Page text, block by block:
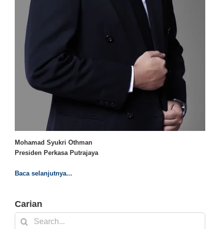
Mohamad Syukri Othman
Presiden Perkasa Putrajaya
Baca selanjutnya...
Carian
Search